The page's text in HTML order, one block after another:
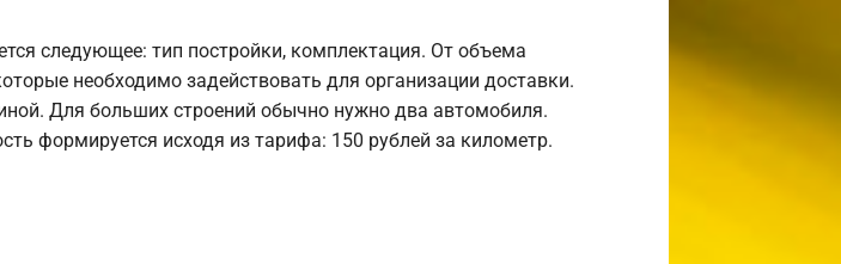
следующее: тип постройки, комплектация. От объема
необходимо задействовать для организации доставки.
Для больших строений обычно нужно два автомобиля.
формируется исходя из тарифа: 150 рублей за километр.